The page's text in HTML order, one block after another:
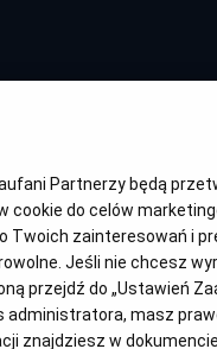
Partnerzy będą
cookie do celów
Twoich zainteresowań i
Jeśli nie chcesz
przejdź do „Ustawień
masz
znajdziesz w dokumencie